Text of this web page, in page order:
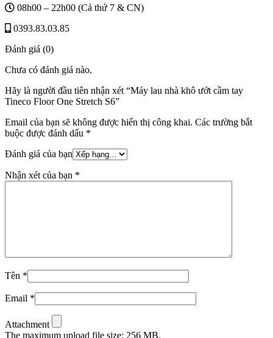
08h00 – 22h00 (Cả thứ 7 & CN)
0393.83.03.85
Đánh giá (0)
Chưa có đánh giá nào.
Hãy là người đầu tiên nhận xét “Máy lau nhà khô ướt cầm tay
Tineco Floor One Stretch S6”
Email của bạn sẽ không được hiển thị công khai. Các trường bắt
buộc được đánh dấu *
Đánh giá của bạn
Nhận xét của bạn *
Tên *
Email *
Attachment
The maximum upload file size: 256 MB.